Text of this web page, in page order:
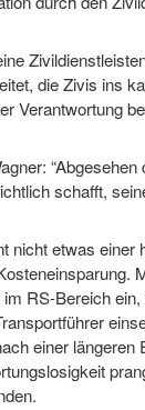
die Zivis ins
Verantwortung
schafft,
nicht etwas einer
RS-Bereich
einer längeren